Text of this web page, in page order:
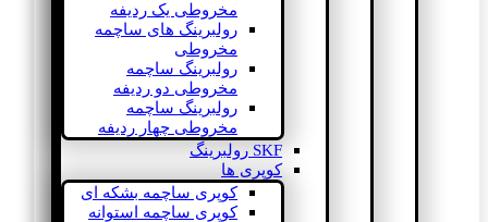
مخروطی یک ردیفه
رولبرینگ های ساچمه
مخروطی
رولبرینگ ساچمه
مخروطی دو ردیفه
رولبرینگ ساچمه
مخروطی چهار ردیفه
SKF رولبرینگ
کوپری ها
کوپری ساچمه بشکه ای
کوپری ساچمه استوانه